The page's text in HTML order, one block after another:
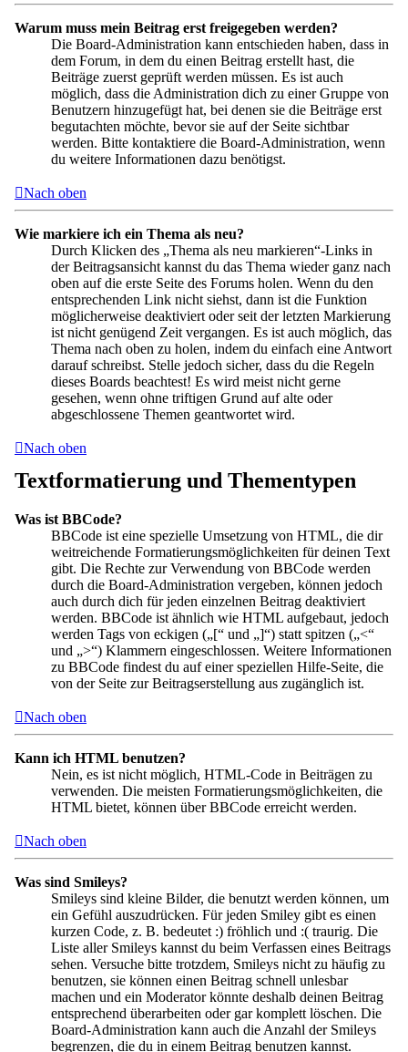
Warum muss mein Beitrag erst freigegeben werden?
Die Board-Administration kann entschieden haben, dass in
dem Forum, in dem du einen Beitrag erstellt hast, die
Beiträge zuerst geprüft werden müssen. Es ist auch
möglich, dass die Administration dich zu einer Gruppe von
Benutzern hinzugefügt hat, bei denen sie die Beiträge erst
begutachten möchte, bevor sie auf der Seite sichtbar
werden. Bitte kontaktiere die Board-Administration, wenn
du weitere Informationen dazu benötigst.
Nach oben
Wie markiere ich ein Thema als neu?
Durch Klicken des „Thema als neu markieren“-Links in
der Beitragsansicht kannst du das Thema wieder ganz nach
oben auf die erste Seite des Forums holen. Wenn du den
entsprechenden Link nicht siehst, dann ist die Funktion
möglicherweise deaktiviert oder seit der letzten Markierung
ist nicht genügend Zeit vergangen. Es ist auch möglich, das
Thema nach oben zu holen, indem du einfach eine Antwort
darauf schreibst. Stelle jedoch sicher, dass du die Regeln
dieses Boards beachtest! Es wird meist nicht gerne
gesehen, wenn ohne triftigen Grund auf alte oder
abgeschlossene Themen geantwortet wird.
Nach oben
Textformatierung und Thementypen
Was ist BBCode?
BBCode ist eine spezielle Umsetzung von HTML, die dir
weitreichende Formatierungsmöglichkeiten für deinen Text
gibt. Die Rechte zur Verwendung von BBCode werden
durch die Board-Administration vergeben, können jedoch
auch durch dich für jeden einzelnen Beitrag deaktiviert
werden. BBCode ist ähnlich wie HTML aufgebaut, jedoch
werden Tags von eckigen („[“ und „]“) statt spitzen („<“
und „>“) Klammern eingeschlossen. Weitere Informationen
zu BBCode findest du auf einer speziellen Hilfe-Seite, die
von der Seite zur Beitragserstellung aus zugänglich ist.
Nach oben
Kann ich HTML benutzen?
Nein, es ist nicht möglich, HTML-Code in Beiträgen zu
verwenden. Die meisten Formatierungsmöglichkeiten, die
HTML bietet, können über BBCode erreicht werden.
Nach oben
Was sind Smileys?
Smileys sind kleine Bilder, die benutzt werden können, um
ein Gefühl auszudrücken. Für jeden Smiley gibt es einen
kurzen Code, z. B. bedeutet :) fröhlich und :( traurig. Die
Liste aller Smileys kannst du beim Verfassen eines Beitrags
sehen. Versuche bitte trotzdem, Smileys nicht zu häufig zu
benutzen, sie können einen Beitrag schnell unlesbar
machen und ein Moderator könnte deshalb deinen Beitrag
entsprechend überarbeiten oder gar komplett löschen. Die
Board-Administration kann auch die Anzahl der Smileys
begrenzen, die du in einem Beitrag benutzen kannst.